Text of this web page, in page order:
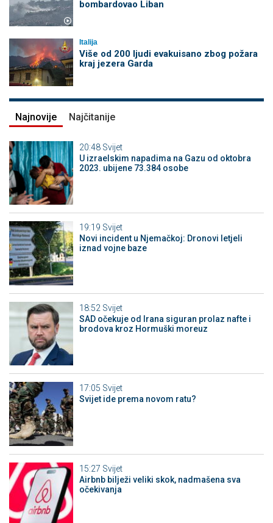
bombardovao Liban
Italija
Više od 200 ljudi evakuisano zbog požara
kraj jezera Garda
Najnovije Najčitanije
20:48 Svijet
U izraelskim napadima na Gazu od oktobra
2023. ubijene 73.384 osobe
19:19 Svijet
Novi incident u Njemačkoj: Dronovi letjeli
iznad vojne baze
18:52 Svijet
SAD očekuje od Irana siguran prolaz nafte i
brodova kroz Hormuški moreuz
17:05 Svijet
Svijet ide prema novom ratu?
15:27 Svijet
Airbnb bilježi veliki skok, nadmašena sva
očekivanja